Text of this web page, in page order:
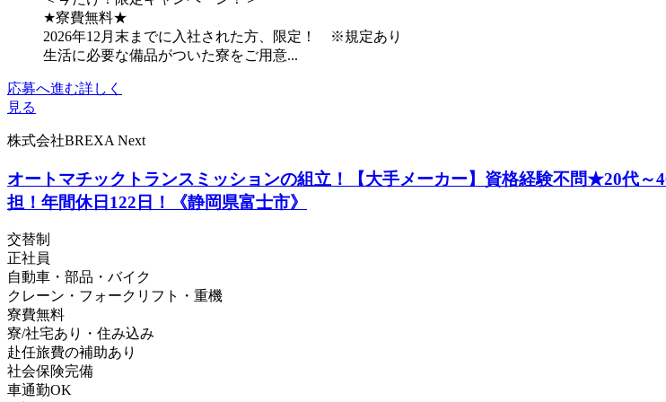
★寮費無料★
2026年12月末までに入社された方、限定！ ※規定あり
生活に必要な備品がついた寮をご用意...
応募へ進む詳しく
見る
株式会社BREXA Next
オートマチックトランスミッションの組立！【大手メーカー】資格経験不問★20代
担！年間休日122日！《静岡県富士市》
交替制
正社員
自動車・部品・バイク
クレーン・フォークリフト・重機
寮費無料
寮/社宅あり・住み込み
赴任旅費の補助あり
社会保険完備
車通勤OK